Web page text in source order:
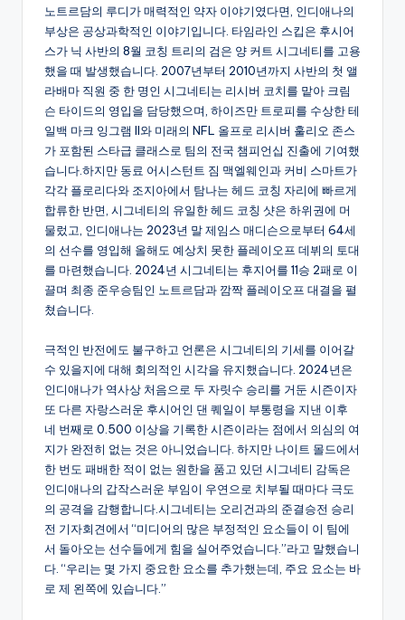
노트르담의 루디가 매력적인 약자 이야기였다면, 인디애나의
부상은 공상과학적인 이야기입니다. 타임라인 스킵은 후시어
스가 닉 사반의 8월 코칭 트리의 검은 양 커트 시그네티를 고용
했을 때 발생했습니다. 2007년부터 2010년까지 사반의 첫 앨
라배마 직원 중 한 명인 시그네티는 리시버 코치를 맡아 크림
슨 타이드의 영입을 담당했으며, 하이즈만 트로피를 수상한 테
일백 마크 잉그램 II와 미래의 NFL 올프로 리시버 훌리오 존스
가 포함된 스타급 클래스로 팀의 전국 챔피언십 진출에 기여했
습니다.하지만 동료 어시스턴트 짐 맥엘웨인과 커비 스마트가
각각 플로리다와 조지아에서 탐나는 헤드 코칭 자리에 빠르게
합류한 반면, 시그네티의 유일한 헤드 코칭 샷은 하위권에 머
물렀고, 인디애나는 2023년 말 제임스 매디슨으로부터 64세
의 선수를 영입해 올해도 예상치 못한 플레이오프 데뷔의 토대
를 마련했습니다. 2024년 시그네티는 후지어를 11승 2패로 이
끌며 최종 준우승팀인 노트르담과 깜짝 플레이오프 대결을 펼
쳤습니다.
극적인 반전에도 불구하고 언론은 시그네티의 기세를 이어갈
수 있을지에 대해 회의적인 시각을 유지했습니다. 2024년은
인디애나가 역사상 처음으로 두 자릿수 승리를 거둔 시즌이자
또 다른 자랑스러운 후시어인 댄 퀘일이 부통령을 지낸 이후
네 번째로 0.500 이상을 기록한 시즌이라는 점에서 의심의 여
지가 완전히 없는 것은 아니었습니다. 하지만 나이트 몰드에서
한 번도 패배한 적이 없는 원한을 품고 있던 시그네티 감독은
인디애나의 갑작스러운 부임이 우연으로 치부될 때마다 극도
의 공격을 감행합니다.시그네티는 오리건과의 준결승전 승리
전 기자회견에서 “미디어의 많은 부정적인 요소들이 이 팀에
서 돌아오는 선수들에게 힘을 실어주었습니다.”라고 말했습니
다. “우리는 몇 가지 중요한 요소를 추가했는데, 주요 요소는 바
로 제 왼쪽에 있습니다.”